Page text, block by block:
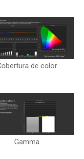
de color
Gamma